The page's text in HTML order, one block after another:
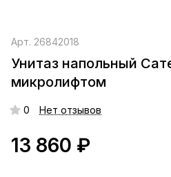
Арт. 26842018
Унитаз напольный
микролифтом
0 Нет отзывов
13 860 ₽